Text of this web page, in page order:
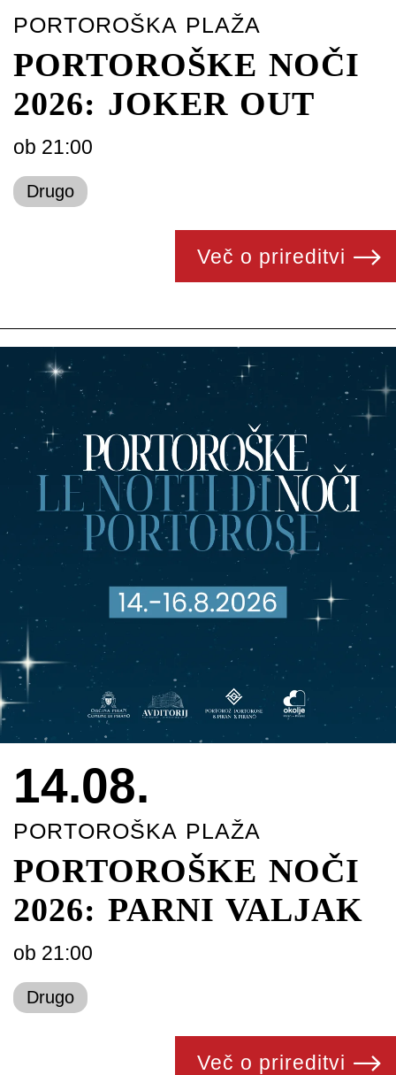
PORTOROŠKA PLAŽA
PORTOROŠKE NOČI
2026: JOKER OUT
ob 21:00
Drugo
Več o prireditvi
14.08.
PORTOROŠKA PLAŽA
PORTOROŠKE NOČI
2026: PARNI VALJAK
ob 21:00
Drugo
Več o prireditvi